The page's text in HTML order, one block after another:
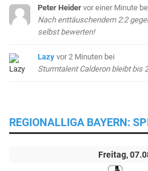
Peter Heider vor einer Minute
Nach enttäuschendem 2:2
selbst bewerten!
Lazy vor 2 Minuten bei
Sturmtalent Calderon bleibt bis
REGIONALLIGA BAYERN:
Freitag,